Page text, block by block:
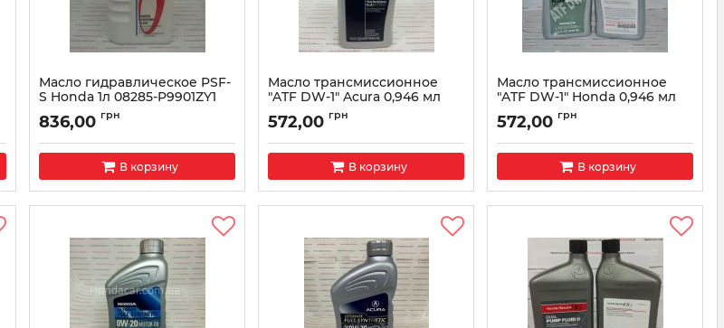
Масло гидравлическое PSF-
S Honda 1л 08285-P9901ZY1
Артикул: 08285P9901ZY1
836,00 грн
В корзину
Масло трансмиссионное
"ATF DW-1" Acura 0,946 мл
08200-9008A
Артикул: 082009008A
572,00 грн
В корзину
Масло трансмиссионное
"ATF DW-1" Honda 0,946 мл
08200-9008
Артикул: dw1
572,00 грн
В корзину